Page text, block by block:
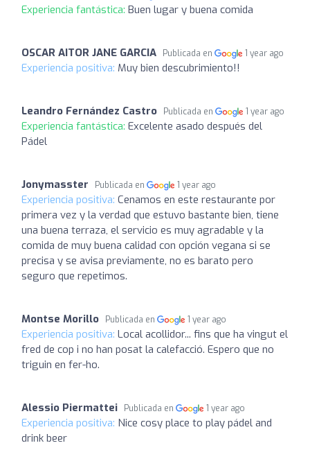
Experiencia fantástica: Buen lugar y buena comida
OSCAR AITOR JANE GARCIA Publicada en 1 year ago
Experiencia positiva: Muy bien descubrimiento!!
Leandro Fernández Castro Publicada en 1 year ago
Experiencia fantástica: Excelente asado después del
Pádel
Jonymasster Publicada en 1 year ago
Experiencia positiva: Cenamos en este restaurante por
primera vez y la verdad que estuvo bastante bien, tiene
una buena terraza, el servicio es muy agradable y la
comida de muy buena calidad con opción vegana si se
precisa y se avisa previamente, no es barato pero
seguro que repetimos.
Montse Morillo Publicada en 1 year ago
Experiencia positiva: Local acollidor... fins que ha vingut el
fred de cop i no han posat la calefacció. Espero que no
triguin en fer-ho.
Alessio Piermattei Publicada en 1 year ago
Experiencia positiva: Nice cosy place to play pádel and
drink beer